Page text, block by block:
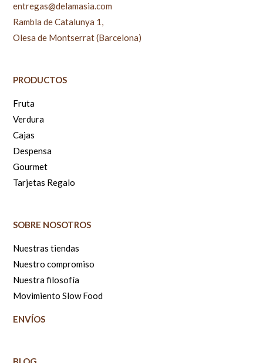
entregas@delamasia.com
Rambla de Catalunya 1,
Olesa de Montserrat (Barcelona)
PRODUCTOS
Fruta
Verdura
Cajas
Despensa
Gourmet
Tarjetas Regalo
SOBRE NOSOTROS
Nuestras tiendas
Nuestro compromiso
Nuestra filosofía
Movimiento Slow Food
ENVÍOS